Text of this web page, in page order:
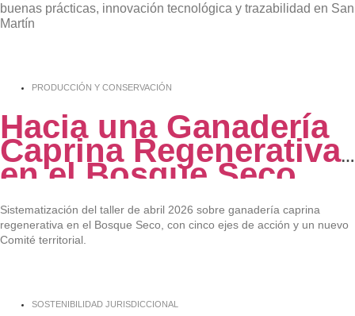
buenas prácticas, innovación tecnológica y trazabilidad en San
Martín
PRODUCCIÓN Y CONSERVACIÓN
Hacia una Ganadería
Caprina Regenerativa
en el Bosque Seco
Sistematización del taller de abril 2026 sobre ganadería caprina
regenerativa en el Bosque Seco, con cinco ejes de acción y un nuevo
Comité territorial.
SOSTENIBILIDAD JURISDICCIONAL